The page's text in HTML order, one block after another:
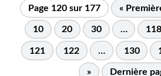
Page 120 sur 177 «
10 20 30 … 118
121 122 … 130
» Dernière